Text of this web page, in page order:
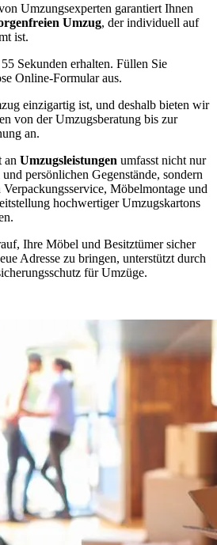
Umzungsexperten garantiert Ihnen
Umzug, der individuell auf
ist.
Sekunden erhalten. Füllen Sie
Online-Formular aus.
einzigartig ist, und deshalb bieten wir
von der Umzugsberatung bis zur
an.
an Umzugsleistungen umfasst nicht nur
persönlichen Gegenstände, sondern
Möbelmontage und
hochwertiger Umzugskartons
Ihre Möbel und Besitztümer sicher
Adresse zu bringen, unterstützt durch
für Umzüge.